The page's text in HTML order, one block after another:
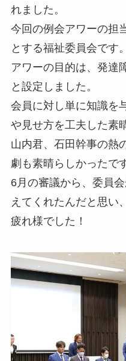
れました。
今回の例会アワーの担
とする福祉委員会です。
アワーの目的は、発達
と設定しました。
会員に対し単に知識を
や見せ方を工夫した素
山内君、石田幹事の熱
劇も素晴らしかったで
6月の審議から、委員
えてくれたんだと思い
疲れ様でした！